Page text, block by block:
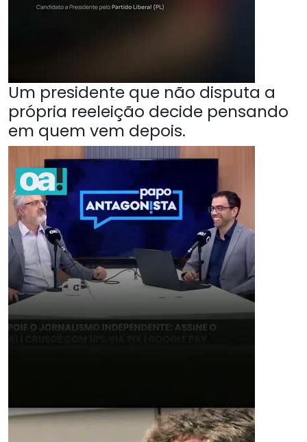
Um presidente que não disputa a
própria reeleição decide pensando
em quem vem depois.